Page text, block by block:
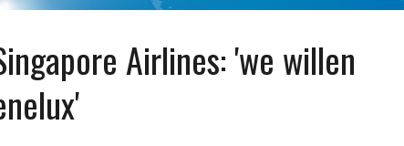
Airlines: 'we willen